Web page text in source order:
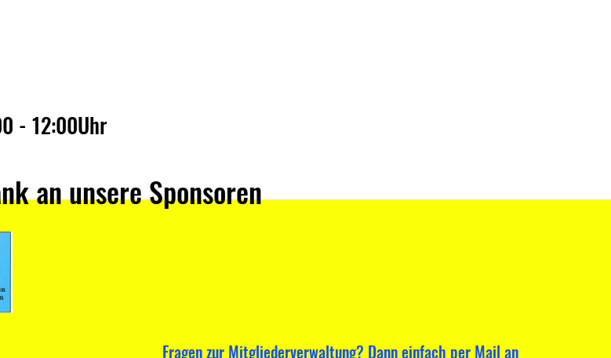
- 12:00Uhr
Fragen zur Mitgliederverwaltung? Dann einfach per Mail an
an unsere Sponsoren